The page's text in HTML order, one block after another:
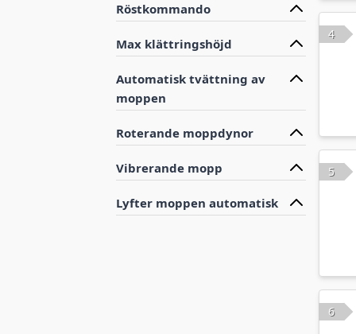
Röstkommando
Max klättringshöjd
Automatisk tvättning av
moppen
Roterande moppdynor
Vibrerande mopp
Lyfter moppen automatisk
4
5
6